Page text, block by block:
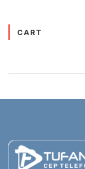
CART